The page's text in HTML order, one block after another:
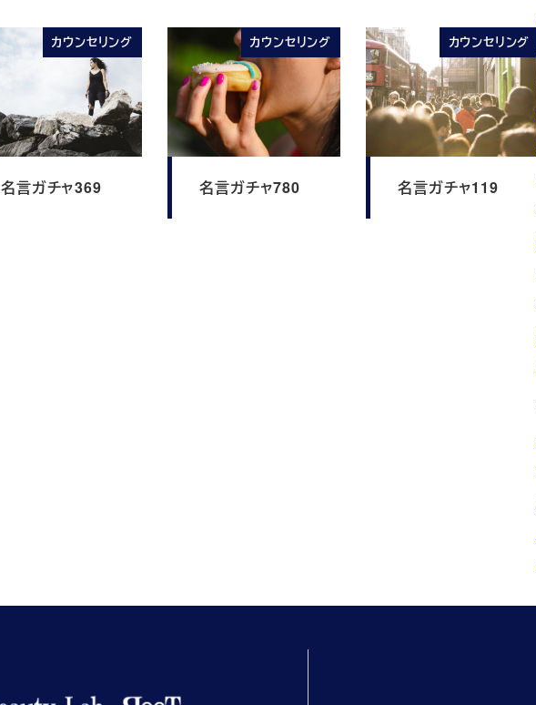
カウンセリング
名言ガチャ369
カウンセリング
名言ガチャ780
カウンセリング
名言ガチャ119